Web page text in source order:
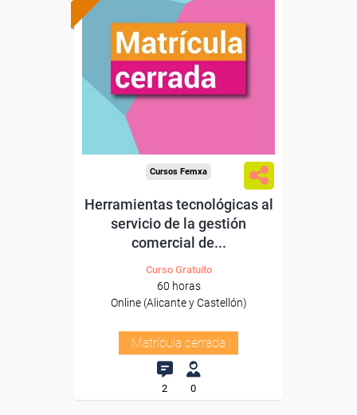
Cursos Femxa
Herramientas tecnológicas al
servicio de la gestión
comercial de...
Curso Gratuito
60 horas
Online (Alicante y Castellón)
Matrícula cerrada
2 0